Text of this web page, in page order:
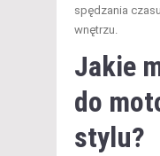
spędzania
wnętrzu.
Jakie
do
stylu?